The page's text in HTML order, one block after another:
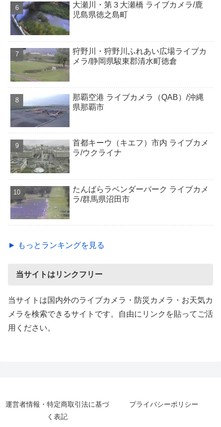
大瀬川・第３大瀬橋 ライブカメラ/鹿
児島県徳之島町
狩野川・狩野川ふれあい広場ライブカ
メラ/静岡県駿東郡清水町徳倉
那覇空港 ライブカメラ（QAB）/沖縄
県那覇市
首都キーウ（キエフ）市内 ライブカメ
ラ/ウクライナ
たんばらラベンダーパーク ライブカメ
ラ/群馬県沼田市
► もっとランキングを見る
当サイトはリンクフリー
当サイトは国内外のライブカメラ・防災カメラ・お天気カ
メラを検索できるサイトです。自由にリンクを貼ってご活
用ください。
運営者情報・特定商取引法に基づ
く表記
プライバシーポリシー